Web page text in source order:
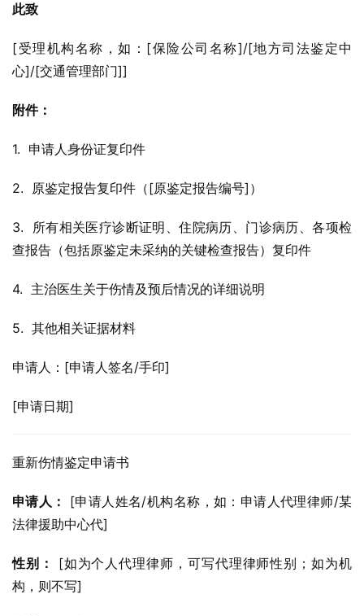
此致
[受理机构名称，如：[保险公司名称]/[地方司法鉴定中
心]/[交通管理部门]]
附件：
1.  申请人身份证复印件
2.  原鉴定报告复印件（[原鉴定报告编号]）
3.  所有相关医疗诊断证明、住院病历、门诊病历、各项检
查报告（包括原鉴定未采纳的关键检查报告）复印件
4.  主治医生关于伤情及预后情况的详细说明
5.  其他相关证据材料
申请人：[申请人签名/手印]
[申请日期]
重新伤情鉴定申请书
申请人：
[申请人姓名/机构名称，如：申请人代理律师/某
法律援助中心代]
性别：
[如为个人代理律师，可写代理律师性别；如为机
构，则不写]